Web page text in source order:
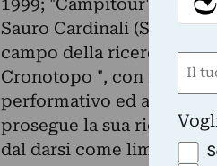
Sauro Cardinali (Spina,
campo della ricerca
Cronotopo ", con il quale
performativo ed
prosegue la sua ricerca
dal darsi come limite
Nome